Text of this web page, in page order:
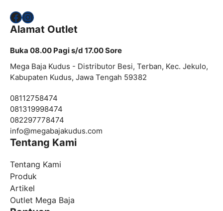
Facebook
Instagram
Alamat Outlet
Buka 08.00 Pagi s/d 17.00 Sore
Mega Baja Kudus - Distributor Besi, Terban, Kec. Jekulo,
Kabupaten Kudus, Jawa Tengah 59382
08112758474
081319998474
082297778474
info@megabajakudus.com
Tentang Kami
Tentang Kami
Produk
Artikel
Outlet Mega Baja